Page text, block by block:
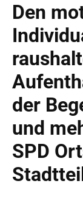
Den
der
und
SPD